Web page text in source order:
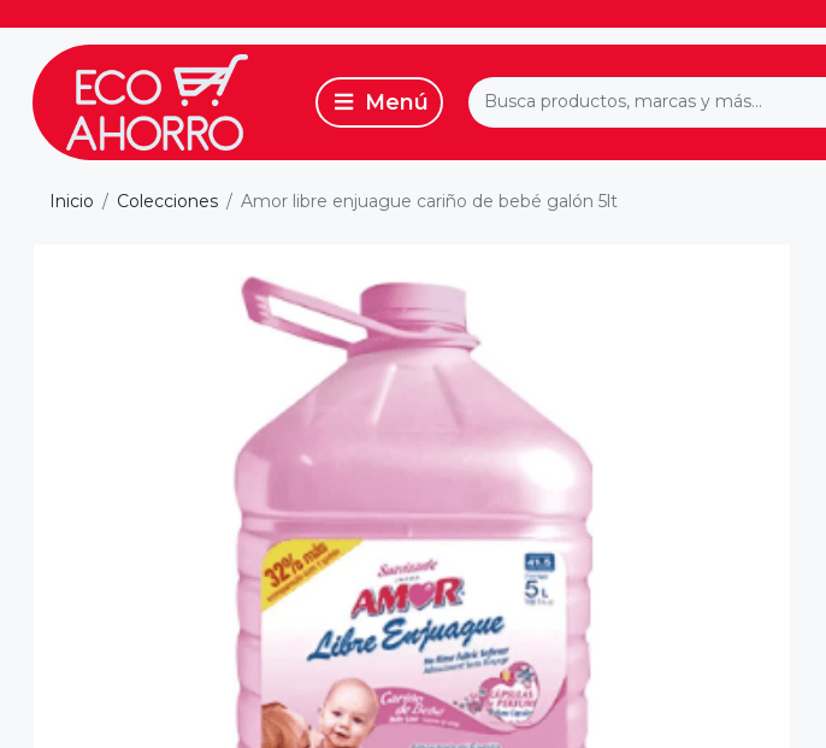
Inicio Colecciones Amor libre enjuague cariño de bebé galón 5lt